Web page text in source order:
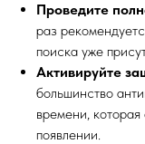
Проведите
раз
поиска уже
Активируйте
большинство
времени,
появлении.